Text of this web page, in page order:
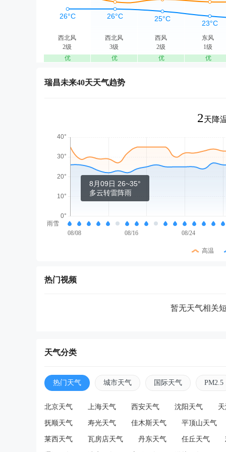
西北风
2级
优
西北风
3级
优
西风
2级
优
东风
1级
优
瑞昌未来40天天气趋势
2天降
8月09日 26~35°
多云转雷阵雨
雨雪
08/08
08/16 08/24
高温
热门视频
暂无天气相关
天气分类
热门天气 城市天气 国际天气 PM2.5
北京天气 上海天气 西安天气 沈阳天气
抚顺天气 寿光天气 佳木斯天气 平顶山天气
莱西天气 瓦房店天气 丹东天气 任丘天气